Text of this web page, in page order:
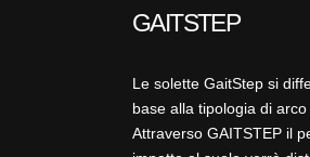
GAITSTEP
Le solette GaitStep si
base alla tipologia di
Attraverso GAITSTEP il